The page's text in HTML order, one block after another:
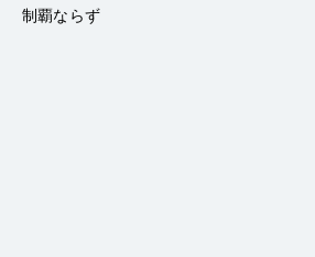
制覇ならず